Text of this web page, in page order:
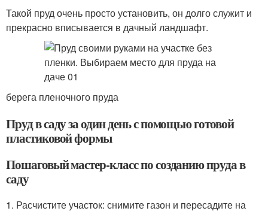
Такой пруд очень просто установить, он долго служит и
прекрасно вписывается в дачный ландшафт.
берега пленочного пруда
Пруд в саду за один день с помощью готовой
пластиковой формы
Пошаговый мастер-класс по созданию пруда в
саду
1. Расчистите участок: снимите газон и пересадите на